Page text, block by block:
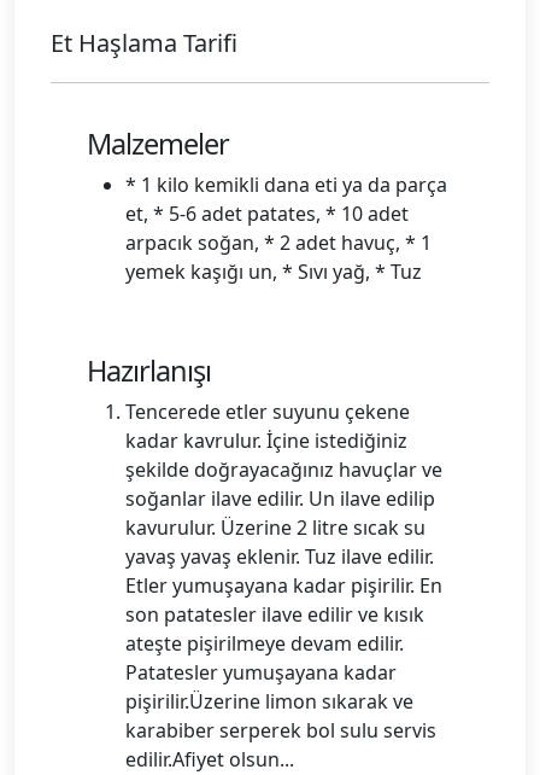
Et Haşlama Tarifi
Malzemeler
* 1 kilo kemikli dana eti ya da parça
et, * 5-6 adet patates, * 10 adet
arpacık soğan, * 2 adet havuç, * 1
yemek kaşığı un, * Sıvı yağ, * Tuz
Hazırlanışı
Tencerede etler suyunu çekene
kadar kavrulur. İçine istediğiniz
şekilde doğrayacağınız havuçlar ve
soğanlar ilave edilir. Un ilave edilip
kavurulur. Üzerine 2 litre sıcak su
yavaş yavaş eklenir. Tuz ilave edilir.
Etler yumuşayana kadar pişirilir. En
son patatesler ilave edilir ve kısık
ateşte pişirilmeye devam edilir.
Patatesler yumuşayana kadar
pişirilir.Üzerine limon sıkarak ve
karabiber serperek bol sulu servis
edilir.Afiyet olsun...